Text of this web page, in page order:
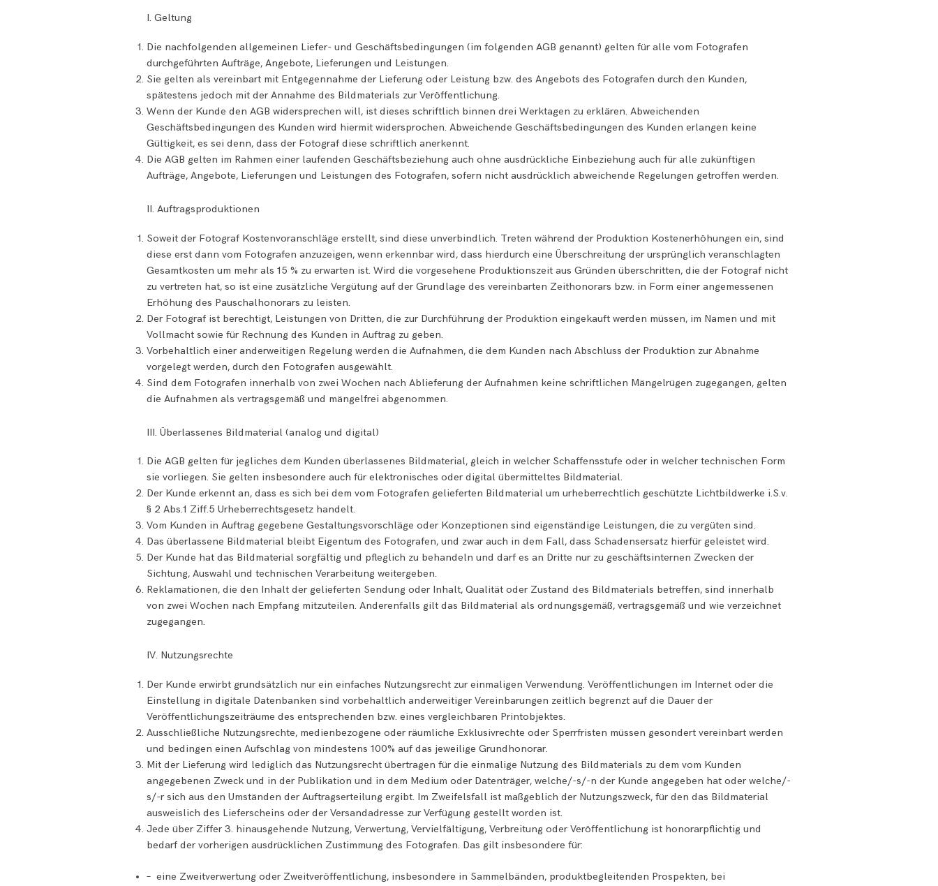
I. Geltung
Die nachfolgenden allgemeinen Liefer- und Geschäftsbedingungen (im folgenden AGB genannt) gelten für alle vom Fotografen
durchgeführten Aufträge, Angebote, Lieferungen und Leistungen.
Sie gelten als vereinbart mit Entgegennahme der Lieferung oder Leistung bzw. des Angebots des Fotografen durch den Kunden,
spätestens jedoch mit der Annahme des Bildmaterials zur Veröffentlichung.
Wenn der Kunde den AGB widersprechen will, ist dieses schriftlich binnen drei Werktagen zu erklären. Abweichenden
Geschäftsbedingungen des Kunden wird hiermit widersprochen. Abweichende Geschäftsbedingungen des Kunden erlangen keine
Gültigkeit, es sei denn, dass der Fotograf diese schriftlich anerkennt.
Die AGB gelten im Rahmen einer laufenden Geschäftsbeziehung auch ohne ausdrückliche Einbeziehung auch für alle zukünftigen
Aufträge, Angebote, Lieferungen und Leistungen des Fotografen, sofern nicht ausdrücklich abweichende Regelungen getroffen werden.
II. Auftragsproduktionen
Soweit der Fotograf Kostenvoranschläge erstellt, sind diese unverbindlich. Treten während der Produktion Kostenerhöhungen ein, sind
diese erst dann vom Fotografen anzuzeigen, wenn erkennbar wird, dass hierdurch eine Überschreitung der ursprünglich veranschlagten
Gesamtkosten um mehr als 15 % zu erwarten ist. Wird die vorgesehene Produktionszeit aus Gründen überschritten, die der Fotograf nicht
zu vertreten hat, so ist eine zusätzliche Vergütung auf der Grundlage des vereinbarten Zeithonorars bzw. in Form einer angemessenen
Erhöhung des Pauschalhonorars zu leisten.
Der Fotograf ist berechtigt, Leistungen von Dritten, die zur Durchführung der Produktion eingekauft werden müssen, im Namen und mit
Vollmacht sowie für Rechnung des Kunden in Auftrag zu geben.
Vorbehaltlich einer anderweitigen Regelung werden die Aufnahmen, die dem Kunden nach Abschluss der Produktion zur Abnahme
vorgelegt werden, durch den Fotografen ausgewählt.
Sind dem Fotografen innerhalb von zwei Wochen nach Ablieferung der Aufnahmen keine schriftlichen Mängelrügen zugegangen, gelten
die Aufnahmen als vertragsgemäß und mängelfrei abgenommen.
III. Überlassenes Bildmaterial (analog und digital)
Die AGB gelten für jegliches dem Kunden überlassenes Bildmaterial, gleich in welcher Schaffensstufe oder in welcher technischen Form
sie vorliegen. Sie gelten insbesondere auch für elektronisches oder digital übermitteltes Bildmaterial.
Der Kunde erkennt an, dass es sich bei dem vom Fotografen gelieferten Bildmaterial um urheberrechtlich geschützte Lichtbildwerke i.S.v.
§ 2 Abs.1 Ziff.5 Urheberrechtsgesetz handelt.
Vom Kunden in Auftrag gegebene Gestaltungsvorschläge oder Konzeptionen sind eigenständige Leistungen, die zu vergüten sind.
Das überlassene Bildmaterial bleibt Eigentum des Fotografen, und zwar auch in dem Fall, dass Schadensersatz hierfür geleistet wird.
Der Kunde hat das Bildmaterial sorgfältig und pfleglich zu behandeln und darf es an Dritte nur zu geschäftsinternen Zwecken der
Sichtung, Auswahl und technischen Verarbeitung weitergeben.
Reklamationen, die den Inhalt der gelieferten Sendung oder Inhalt, Qualität oder Zustand des Bildmaterials betreffen, sind innerhalb
von zwei Wochen nach Empfang mitzuteilen. Anderenfalls gilt das Bildmaterial als ordnungsgemäß, vertragsgemäß und wie verzeichnet
zugegangen.
IV. Nutzungsrechte
Der Kunde erwirbt grundsätzlich nur ein einfaches Nutzungsrecht zur einmaligen Verwendung. Veröffentlichungen im Internet oder die
Einstellung in digitale Datenbanken sind vorbehaltlich anderweitiger Vereinbarungen zeitlich begrenzt auf die Dauer der
Veröffentlichungszeiträume des entsprechenden bzw. eines vergleichbaren Printobjektes.
Ausschließliche Nutzungsrechte, medienbezogene oder räumliche Exklusivrechte oder Sperrfristen müssen gesondert vereinbart werden
und bedingen einen Aufschlag von mindestens 100% auf das jeweilige Grundhonorar.
Mit der Lieferung wird lediglich das Nutzungsrecht übertragen für die einmalige Nutzung des Bildmaterials zu dem vom Kunden
angegebenen Zweck und in der Publikation und in dem Medium oder Datenträger, welche/-s/-n der Kunde angegeben hat oder welche/-
s/-r sich aus den Umständen der Auftragserteilung ergibt. Im Zweifelsfall ist maßgeblich der Nutzungszweck, für den das Bildmaterial
ausweislich des Lieferscheins oder der Versandadresse zur Verfügung gestellt worden ist.
Jede über Ziffer 3. hinausgehende Nutzung, Verwertung, Vervielfältigung, Verbreitung oder Veröffentlichung ist honorarpflichtig und
bedarf der vorherigen ausdrücklichen Zustimmung des Fotografen. Das gilt insbesondere für:
– eine Zweitverwertung oder Zweitveröffentlichung, insbesondere in Sammelbänden, produktbegleitenden Prospekten, bei